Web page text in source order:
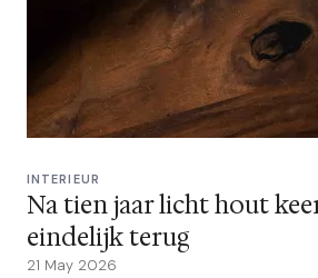
INTERIEUR
Na tien jaar licht hout
eindelijk terug
21 May 2026